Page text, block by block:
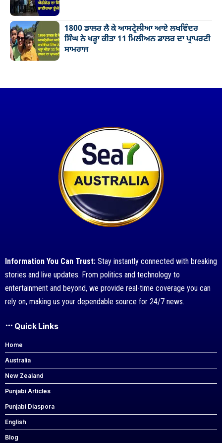
1800 ਡਾਲਰ ਲੈ ਕੇ ਆਸਟ੍ਰੇਲੀਆ ਆਏ ਲਖਵਿੰਦਰ
ਸਿੰਘ ਨੇ ਖੜ੍ਹਾ ਕੀਤਾ 11 ਮਿਲੀਅਨ ਡਾਲਰ ਦਾ ਪ੍ਰਾਪਰਟੀ
ਸਾਮਰਾਜ
Information You Can Trust: Stay instantly connected with breaking
stories and live updates. From politics and technology to
entertainment and beyond, we provide real-time coverage you can
rely on, making us your dependable source for 24/7 news.
Quick Links
Home
Australia
New Zealand
Punjabi Articles
Punjabi Diaspora
English
Blog